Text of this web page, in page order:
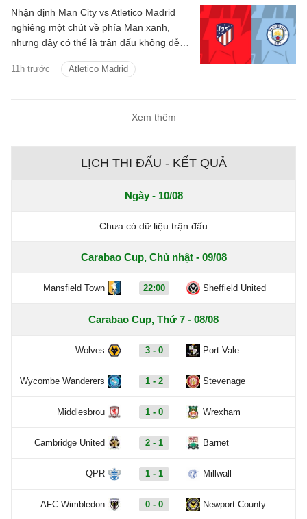
11h trước Atletico Madrid
Nhận định Man City vs Atletico Madrid
nghiêng một chút về phía Man xanh,
nhưng đây có thể là trận đấu không dễ
Xem thêm
LỊCH THI ĐẤU - KẾT QUẢ
Ngày - 10/08
Chưa có dữ liệu trận đấu
Carabao Cup, Chủ nhật - 09/08
Mansfield Town 22:00 Sheffield United
Carabao Cup, Thứ 7 - 08/08
Wolves 3 - 0 Port Vale
Wycombe Wanderers 1 - 2 Stevenage
Middlesbrou 1 - 0 Wrexham
Cambridge United 2 - 1 Barnet
QPR 1 - 1 Millwall
AFC Wimbledon 0 - 0 Newport County